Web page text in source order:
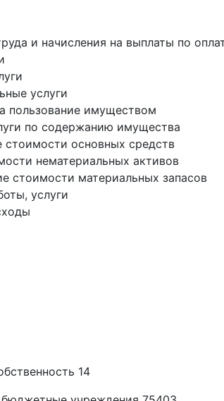
и начисления на выплаты по
услуги
пользование имуществом
по содержанию имущества
стоимости основных средств
нематериальных активов
стоимости материальных запасов
услуги
14